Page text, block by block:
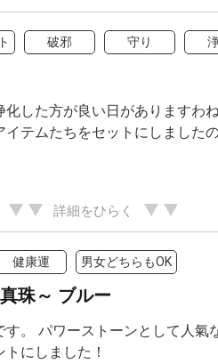
破邪 守り
した方が良い日がありますわ
テムたちをセットにしました
詳細をひらく
健康運 男女どちらもOK
珠～ ブルー
す。 パワーストーンとして人
にしました！